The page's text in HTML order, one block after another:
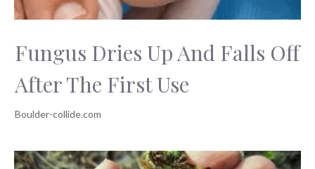
Fungus Dries Up And Falls Off
After The First Use